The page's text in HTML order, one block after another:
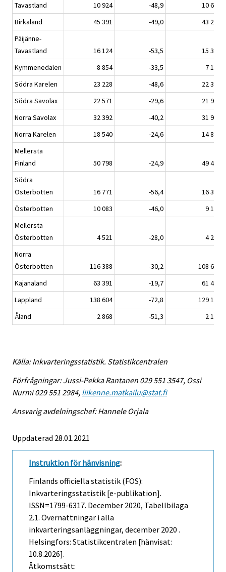
Tavastland
10 924 -48,9
10 612
Birkaland
45 391 -49,0
43 252
Päijänne-
Tavastland
16 124 -53,5
15 331
Kymmenedalen
8 854 -33,5
7 106
Södra Karelen
23 228 -48,6
22 339
Södra Savolax
22 571 -29,6
21 955
Norra Savolax
32 392 -40,2
31 906
Norra Karelen
18 540 -24,6
14 888
Mellersta
Finland
50 798 -24,9
49 404
Södra
Österbotten
16 771 -56,4
16 370
Österbotten
10 083 -46,0
9 130
Mellersta
Österbotten
4 521 -28,0
4 262
Norra
Österbotten
116 388 -30,2
108 603
Kajanaland
63 391 -19,7
61 401
Lappland
138 604 -72,8
129 148
Åland
2 868 -51,3 2 194
Källa: Inkvarteringsstatistik. Statistikcentralen
Förfrågningar: Jussi-Pekka Rantanen 029 551 3547, Ossi
Nurmi 029 551 2984, liikenne.matkailu@stat.fi
Ansvarig avdelningschef: Hannele Orjala
Uppdaterad 28.01.2021
Instruktion för hänvisning:
Finlands officiella statistik (FOS):
Inkvarteringsstatistik [e-publikation].
ISSN=1799-6317. December 2020, Tabellbilaga
2.1. Övernattningar i alla
inkvarteringsanläggningar, december 2020 .
Helsingfors: Statistikcentralen [hänvisat:
10.8.2026].
Åtkomstsätt: